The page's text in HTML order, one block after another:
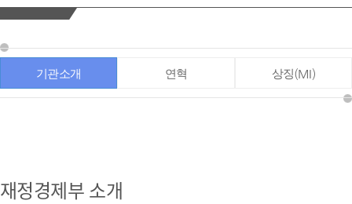
기관소개 연혁 상징(MI)
재정경제부 소개